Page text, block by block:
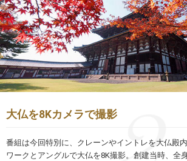
大仏を8Kカメラで撮影
番組は今回特別に、クレーンやイントレを大仏殿
ワークとアングルで大仏を8K撮影。創建当時、全